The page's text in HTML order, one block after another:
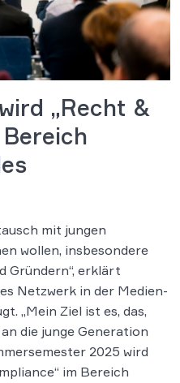
„Recht &
mit jungen
wollen, insbesondere
Gründern“, erklärt
Netzwerk in der Medien-
„Mein Ziel ist es, das,
die junge Generation
2025 wird
im Bereich